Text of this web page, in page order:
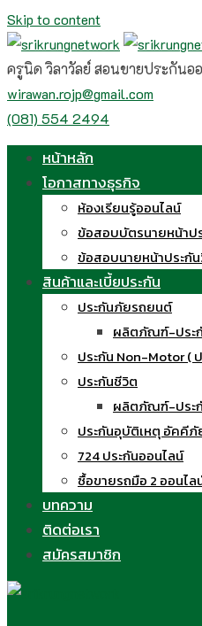
Skip to content
ครูนิด วิลาวัลย์ สอนขายประกันอ
wirawan.rojp@gmail.com
(081) 554 2494
หน้าหลัก
โอกาสทางธุรกิจ
ห้องเรียนรู้ออนไลน์
ข้อสอบบัตรนายหน้าป
ข้อสอบนายหน้าประกั
สินค้าและเบี้ยประกัน
ประกันภัยรถยนต์
ผลิตภัณฑ์-ประ
ประกัน Non-Motor (
ประกันชีวิต
ผลิตภัณฑ์-ประ
ประกันอุบัติเหตุ อัคคี
724 ประกันออนไลน์
ซื้อขายรถมือ 2 ออนไล
บทความ
ติดต่อเรา
สมัครสมาชิก